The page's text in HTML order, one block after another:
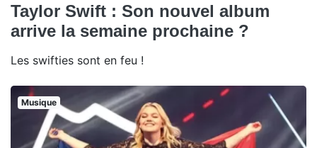
Taylor Swift : Son nouvel album
arrive la semaine prochaine ?
Les swifties sont en feu !
Musique